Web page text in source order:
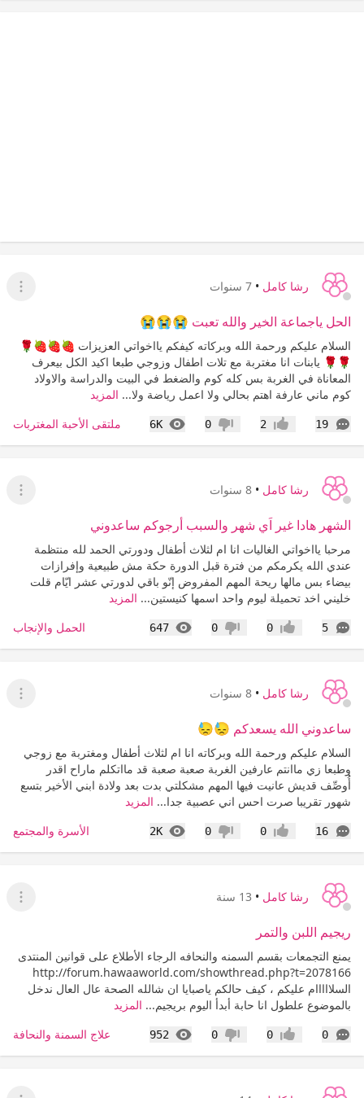
رشا كامل • 7 سنوات
عرض
الحل ياجماعة الخير والله تعبت 😭😭😭
السلام عليكم ورحمة الله وبركاته كيفكم يااخواتي العزيزات 🍓🍓🍓🌹
🌹🌹 يابنات انا مغتربة مع تلات اطفال وزوجي طبعا اكيد الكل بيعرف
المعاناة في الغربة بس كله كوم والضغط في البيت والدراسة والاولاد
كوم ماني عارفة اهتم بحالي ولا اعمل رياضة ولا... المزيد
19
التعليقات إعجاب2 عدم إعجاب
0
6K
المشاهدات ملتقى الأحبة المغتربات
رشا كامل • 8 سنوات
عرض
الشهر هادا غير اَي شهر والسبب أرجوكم ساعدوني
مرحبا يااخواتي الغاليات انا ام لثلاث أطفال ودورتي الحمد لله منتظمة
عندي الله يكرمكم من فترة قبل الدورة حكة مش طبيعية وإفرازات
بيضاء بس مالها ريحة المهم المفروض إنّو باقي لدورتي عشر ايّام قلت
خليني اخد تحميلة ليوم واحد اسمها كنيستين... المزيد
5
التعليقات إعجاب0 عدم إعجاب
0
647
المشاهدات الحمل والإنجاب
رشا كامل • 8 سنوات
عرض
ساعدوني الله يسعدكم 😓😓
السلام عليكم ورحمة الله وبركاته انا ام لثلاث أطفال ومغتربة مع زوجي
وطبعا زي ماانتم عارفين الغربة صعبة صعبة قد مااتكلم ماراح اقدر
أُوصِّف قديش عانيت فيها المهم مشكلتي بدت بعد ولادة ابني الأخير بتسع
شهور تقريبا صرت احس اني عصبية جدا... المزيد
16
التعليقات إعجاب0 عدم إعجاب
0
2K
المشاهدات الأسرة والمجتمع
رشا كامل • 13 سنة
عرض
ريجيم اللبن والتمر
يمنع التجمعات بقسم السمنه والنحافه الرجاء الأطلاع على قوانين المنتدى
http://forum.hawaaworld.com/showthread.php?t=2078166
السلااااام عليكم ، كيف حالكم ياصبايا ان شالله الصحة عال العال ندخل
بالموضوع علطول انا حابة أبدأ اليوم بريجيم... المزيد
0
التعليقات إعجاب0 عدم إعجاب
0
952
المشاهدات علاج السمنة والنحافة